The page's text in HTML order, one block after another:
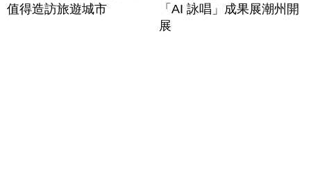
值得造訪旅遊城市
「AI 詠唱」成果展潮州開
展